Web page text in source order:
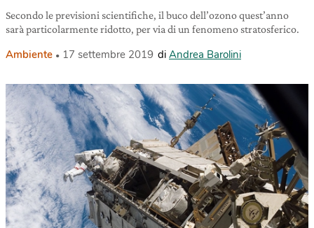
Secondo le previsioni scientifiche, il buco dell’ozono quest’anno
sarà particolarmente ridotto, per via di un fenomeno stratosferico.
Ambiente 17 settembre 2019 di Andrea Barolini